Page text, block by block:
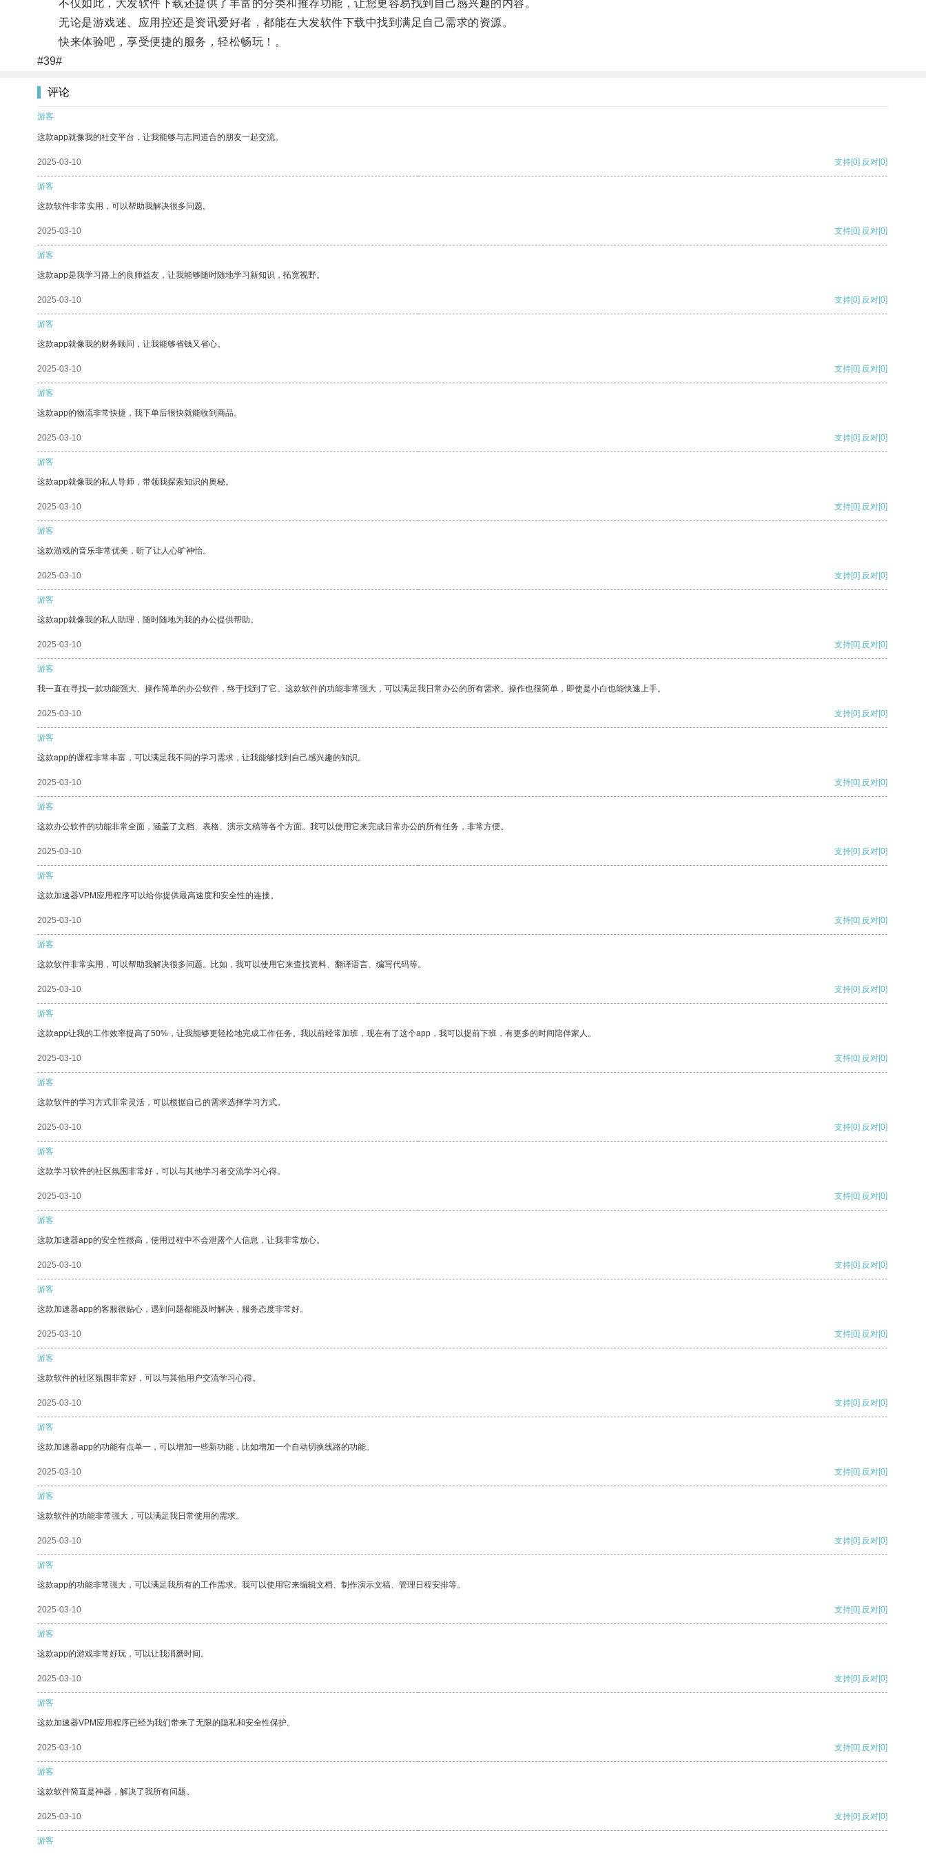
不仅如此，大发软件下载还提供了丰富的分类和推荐功能，让您更容易找到自己感兴趣的内容。
无论是游戏迷、应用控还是资讯爱好者，都能在大发软件下载中找到满足自己需求的资源。
快来体验吧，享受便捷的服务，轻松畅玩！。
#39#
评论
游客
这款app就像我的社交平台，让我能够与志同道合的朋友一起交流。
2025-03-10 支持[0] 反对[0]
游客
这款软件非常实用，可以帮助我解决很多问题。
2025-03-10 支持[0] 反对[0]
游客
这款app是我学习路上的良师益友，让我能够随时随地学习新知识，拓宽视野。
2025-03-10 支持[0] 反对[0]
游客
这款app就像我的财务顾问，让我能够省钱又省心。
2025-03-10 支持[0] 反对[0]
游客
这款app的物流非常快捷，我下单后很快就能收到商品。
2025-03-10 支持[0] 反对[0]
游客
这款app就像我的私人导师，带领我探索知识的奥秘。
2025-03-10 支持[0] 反对[0]
游客
这款游戏的音乐非常优美，听了让人心旷神怡。
2025-03-10 支持[0] 反对[0]
游客
这款app就像我的私人助理，随时随地为我的办公提供帮助。
2025-03-10 支持[0] 反对[0]
游客
我一直在寻找一款功能强大、操作简单的办公软件，终于找到了它。这款软件的功能非常强大，可以满足我日常办公的所有需求。操作也很简单，即使是小白也能快速上手。
2025-03-10 支持[0] 反对[0]
游客
这款app的课程非常丰富，可以满足我不同的学习需求，让我能够找到自己感兴趣的知识。
2025-03-10 支持[0] 反对[0]
游客
这款办公软件的功能非常全面，涵盖了文档、表格、演示文稿等各个方面。我可以使用它来完成日常办公的所有任务，非常方便。
2025-03-10 支持[0] 反对[0]
游客
这款加速器VPM应用程序可以给你提供最高速度和安全性的连接。
2025-03-10 支持[0] 反对[0]
游客
这款软件非常实用，可以帮助我解决很多问题。比如，我可以使用它来查找资料、翻译语言、编写代码等。
2025-03-10 支持[0] 反对[0]
游客
这款app让我的工作效率提高了50%，让我能够更轻松地完成工作任务。我以前经常加班，现在有了这个app，我可以提前下班，有更多的时间陪伴家人。
2025-03-10 支持[0] 反对[0]
游客
这款软件的学习方式非常灵活，可以根据自己的需求选择学习方式。
2025-03-10 支持[0] 反对[0]
游客
这款学习软件的社区氛围非常好，可以与其他学习者交流学习心得。
2025-03-10 支持[0] 反对[0]
游客
这款加速器app的安全性很高，使用过程中不会泄露个人信息，让我非常放心。
2025-03-10 支持[0] 反对[0]
游客
这款加速器app的客服很贴心，遇到问题都能及时解决，服务态度非常好。
2025-03-10 支持[0] 反对[0]
游客
这款软件的社区氛围非常好，可以与其他用户交流学习心得。
2025-03-10 支持[0] 反对[0]
游客
这款加速器app的功能有点单一，可以增加一些新功能，比如增加一个自动切换线路的功能。
2025-03-10 支持[0] 反对[0]
游客
这款软件的功能非常强大，可以满足我日常使用的需求。
2025-03-10 支持[0] 反对[0]
游客
这款app的功能非常强大，可以满足我所有的工作需求。我可以使用它来编辑文档、制作演示文稿、管理日程安排等。
2025-03-10 支持[0] 反对[0]
游客
这款app的游戏非常好玩，可以让我消磨时间。
2025-03-10 支持[0] 反对[0]
游客
这款加速器VPM应用程序已经为我们带来了无限的隐私和安全性保护。
2025-03-10 支持[0] 反对[0]
游客
这款软件简直是神器，解决了我所有问题。
2025-03-10 支持[0] 反对[0]
游客